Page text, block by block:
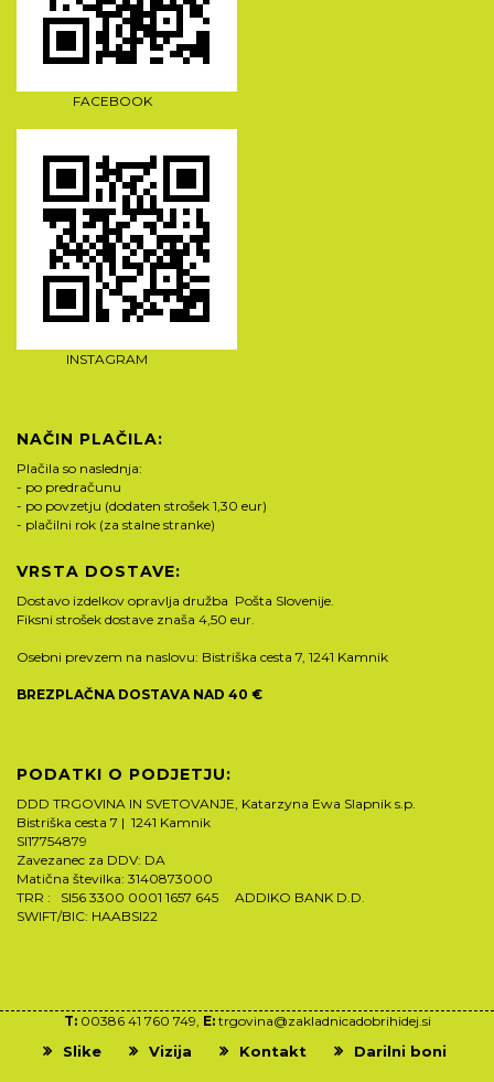
FACEBOOK
INSTAGRAM
NAČIN PLAČILA:
Plačila so naslednja:
- po predračunu
- po povzetju (dodaten strošek 1,30 eur)
- plačilni rok (za stalne stranke)
VRSTA DOSTAVE:
Dostavo izdelkov opravlja družba Pošta Slovenije.
Fiksni strošek dostave znaša 4,50 eur.
Osebni prevzem na naslovu: Bistriška cesta 7, 1241 Kamnik
BREZPLAČNA DOSTAVA NAD 40 €
PODATKI O PODJETJU:
DDD TRGOVINA IN SVETOVANJE, Katarzyna Ewa Slapnik s.p.
Bistriška cesta 7 | 1241 Kamnik
SI17754879
Zavezanec za DDV: DA
Matična številka: 3140873000
TRR : SI56 3300 0001 1657 645 ADDIKO BANK D.D.
SWIFT/BIC: HAABSI22
T:00386 41 760 749, E: trgovina@zakladnicadobrihidej.si
Slike Vizija Kontakt Darilni boni